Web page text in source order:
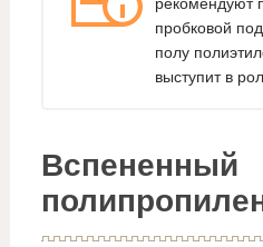
пробковой
полу
выступит в
Вспененный